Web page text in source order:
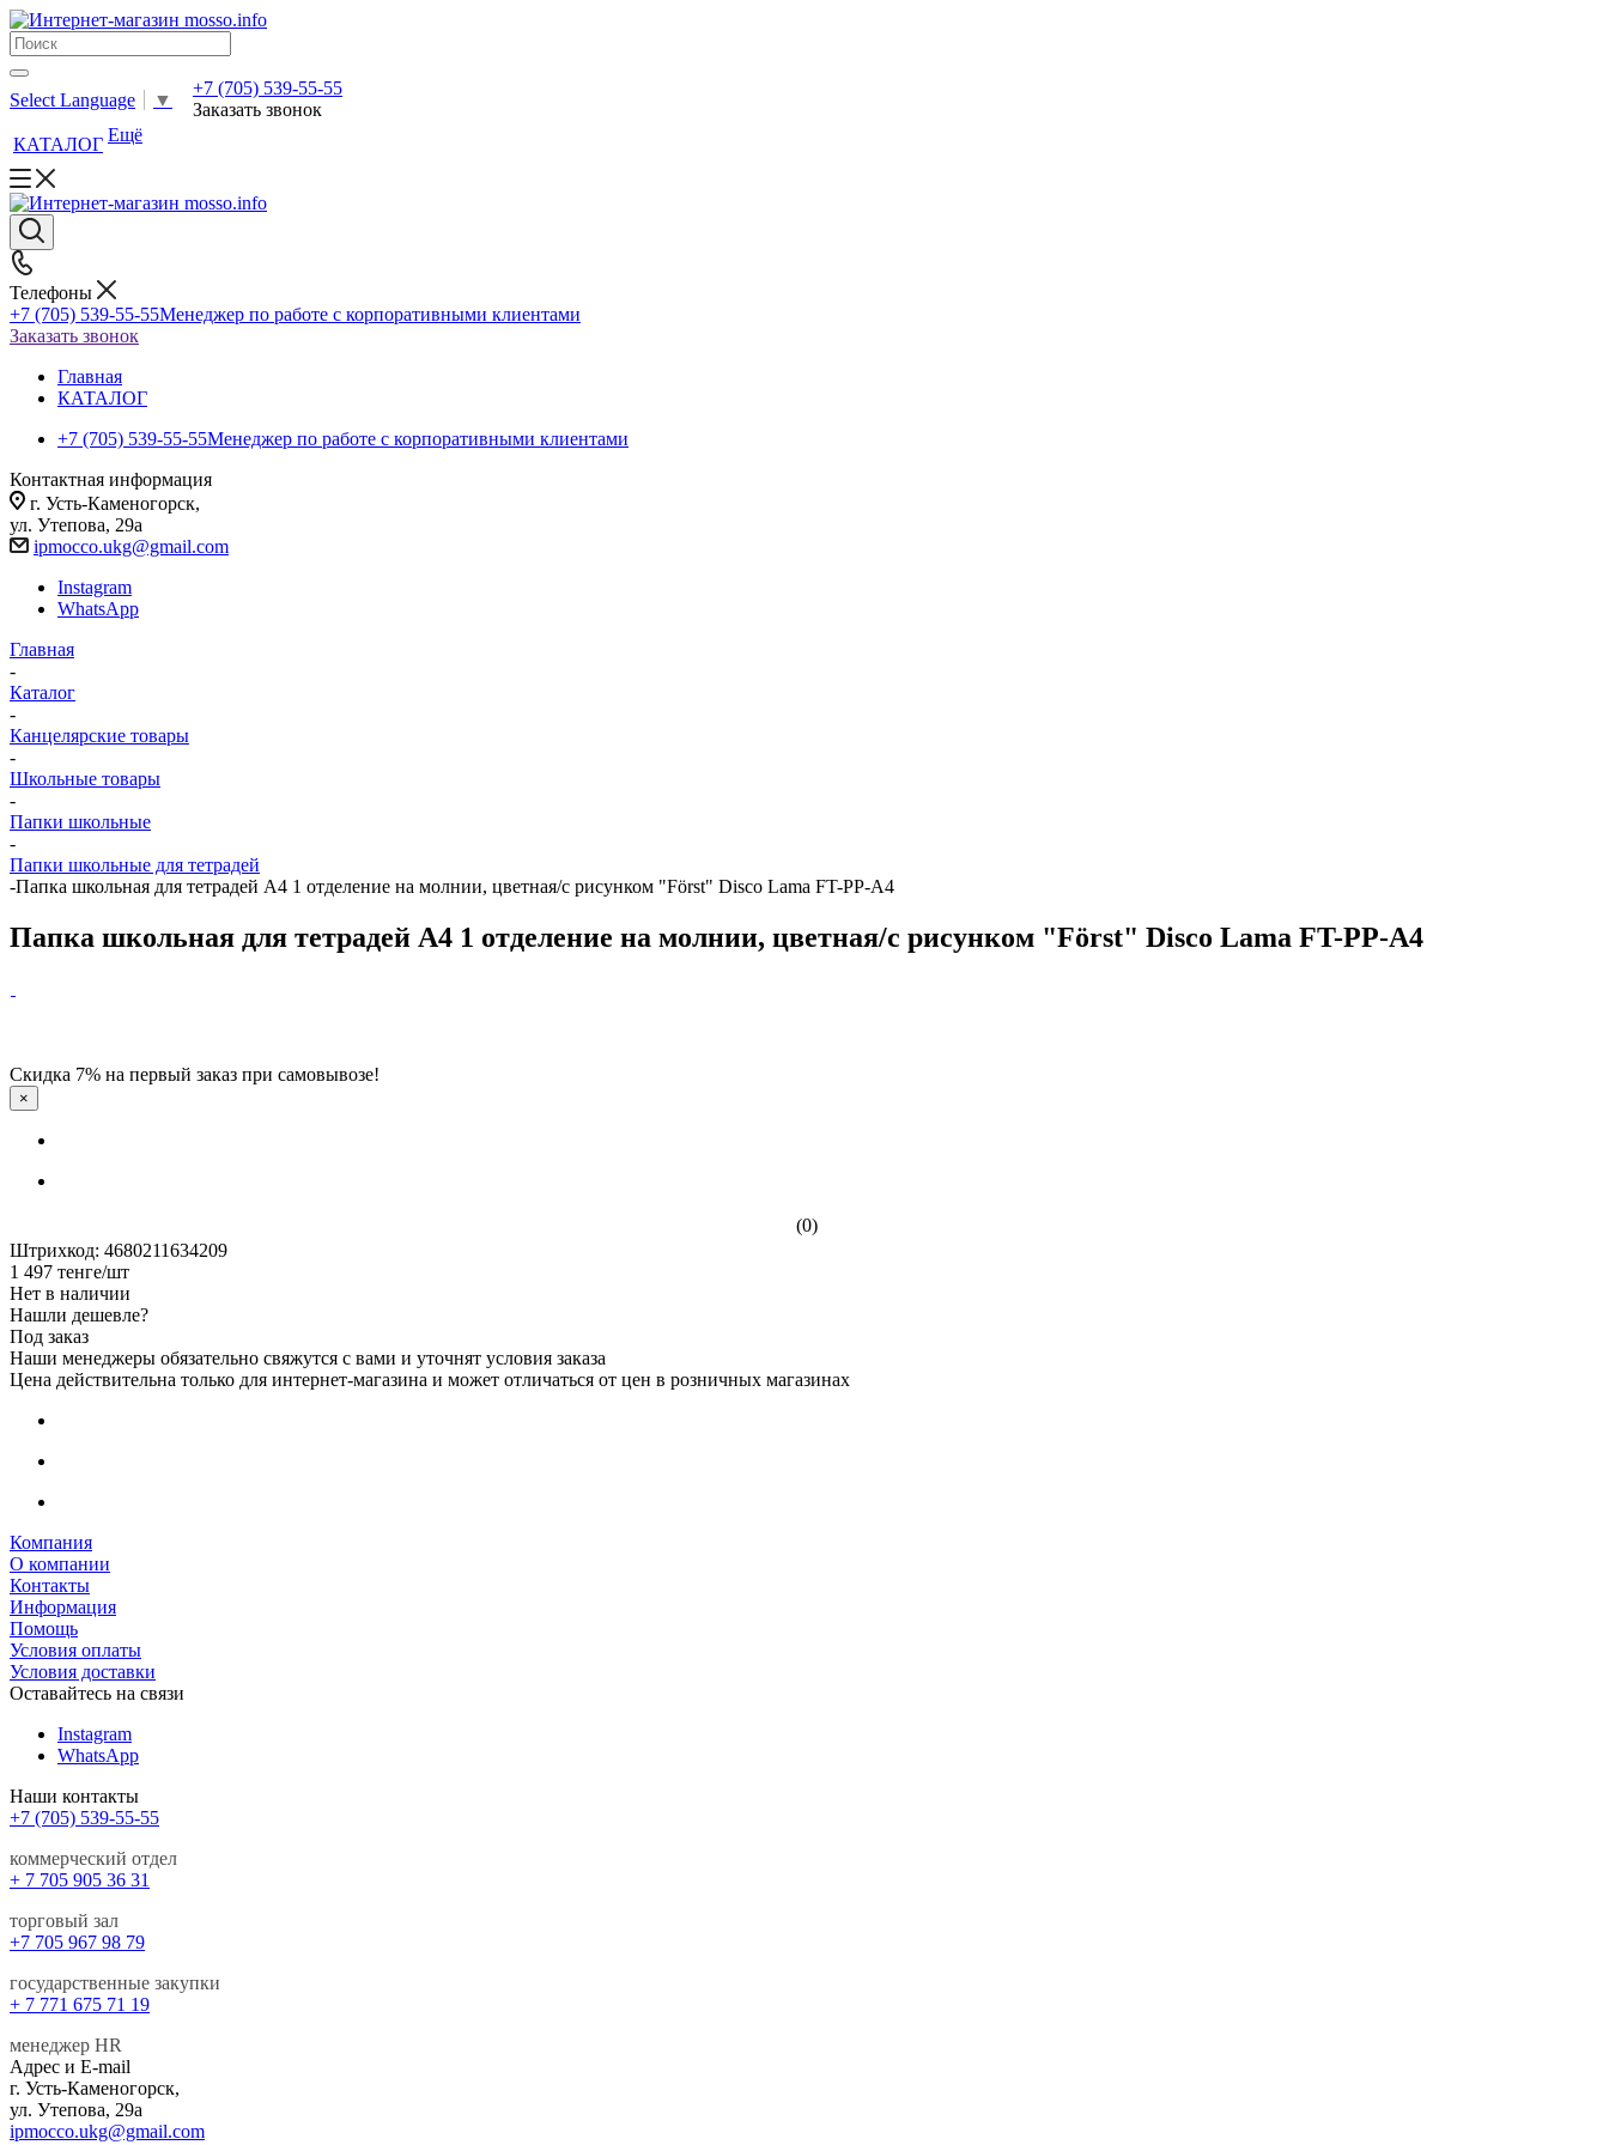
Select Language ▼
+7 (705) 539-55-55
Заказать звонок
КАТАЛОГ Ещё
Телефоны
+7 (705) 539-55-55Менеджер по работе с корпоративными клиентами
Заказать звонок
Главная
КАТАЛОГ
+7 (705) 539-55-55Менеджер по работе с корпоративными клиентами
Контактная информация
г. Усть-Каменогорск,
ул. Утепова, 29а
ipmocco.ukg@gmail.com
Instagram
WhatsApp
Главная
-
Каталог
-
Канцелярские товары
-
Школьные товары
-
Папки школьные
-
Папки школьные для тетрадей
-Папка школьная для тетрадей А4 1 отделение на молнии, цветная/с рисунком "Först" Disco Lama FT-PP-A4
Папка школьная для тетрадей А4 1 отделение на молнии, цветная/с рисунком "Först" Disco Lama FT-PP-A4
Скидка 7% на первый заказ при самовывозе!
×
(0)
Штрихкод: 4680211634209
1 497 тенге/шт
Нет в наличии
Нашли дешевле?
Под заказ
Наши менеджеры обязательно свяжутся с вами и уточнят условия заказа
Цена действительна только для интернет-магазина и может отличаться от цен в розничных магазинах
Компания
О компании
Контакты
Информация
Помощь
Условия оплаты
Условия доставки
Оставайтесь на связи
Instagram
WhatsApp
Наши контакты
+7 (705) 539-55-55
коммерческий отдел
+ 7 705 905 36 31
торговый зал
+7 705 967 98 79
государственные закупки
+ 7 771 675 71 19
менеджер HR
Адрес и E-mail
г. Усть-Каменогорск,
ул. Утепова, 29а
ipmocco.ukg@gmail.com